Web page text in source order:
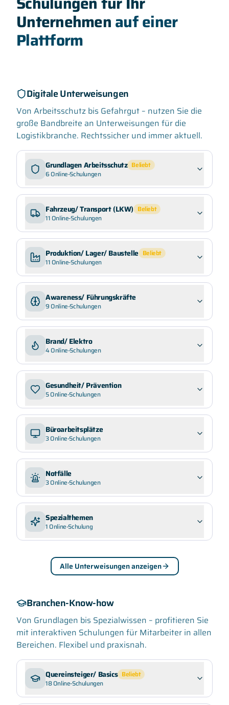
Unternehmenauf einer
Plattform
Digitale Unterweisungen
Von Arbeitsschutz bis Gefahrgut – nutzen Sie die
große Bandbreite an Unterweisungen für die
Logistikbranche. Rechtssicher und immer aktuell.
Grundlagen Arbeitsschutz Beliebt
6Online-Schulungen
Fahrzeug/ Transport (LKW) Beliebt
11Online-Schulungen
Produktion/ Lager/ Baustelle Beliebt
11Online-Schulungen
Awareness/ Führungskräfte
9Online-Schulungen
Brand/ Elektro
4Online-Schulungen
Gesundheit/ Prävention
5Online-Schulungen
Büroarbeitsplätze
3Online-Schulungen
Notfälle
3Online-Schulungen
Spezialthemen
1Online-Schulung
Alle Unterweisungen anzeigen
Branchen-Know-how
Von Grundlagen bis Spezialwissen – profitieren Sie
mit interaktiven Schulungen für Mitarbeiter in allen
Bereichen. Flexibel und praxisnah.
Quereinsteiger/ Basics Beliebt
18Online-Schulungen